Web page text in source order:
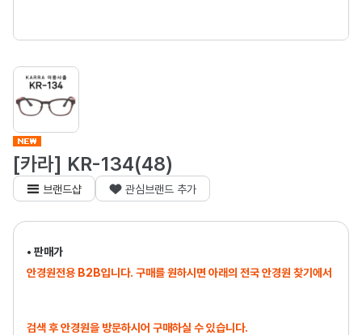
[카라] KR-134(48)
브랜드샵 관심브랜드 추가
• 판매가
안경원전용 B2B입니다. 구매를 원하시면 아래의 전국 안경원 찾기에서
검색 후 안경원을 방문하시어 구매하실 수 있습니다.